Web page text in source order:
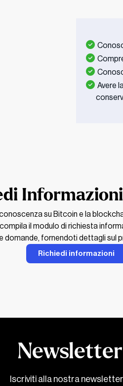
Avere
su Bitcoin e la
il modulo di richiesta
domande, fornendoti dettagli sul
Richiedi informazioni
Newsletter
Iscriviti alla nostra